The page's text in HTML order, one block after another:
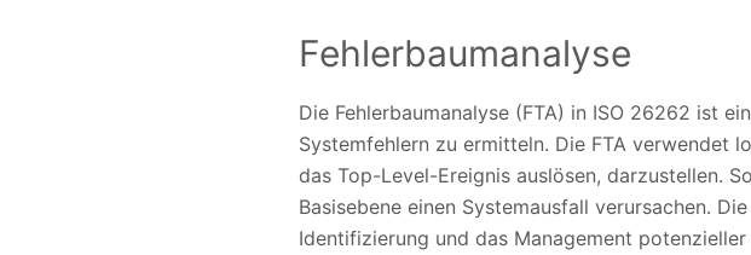
Fehlerbaumanalyse
Die Fehlerbaumanalyse (FTA) in ISO 26262 ist
Systemfehlern zu ermitteln. Die FTA verwendet
das Top-Level-Ereignis auslösen, darzustellen.
Basisebene einen Systemausfall verursachen.
Identifizierung und das Management